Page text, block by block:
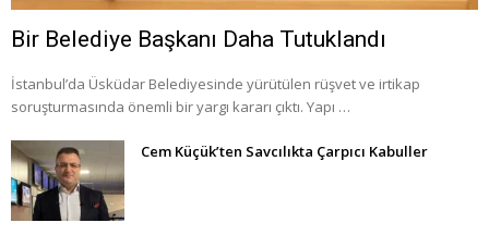
Bir Belediye Başkanı Daha Tutuklandı
İstanbul’da Üsküdar Belediyesinde yürütülen rüşvet ve irtikap
soruşturmasında önemli bir yargı kararı çıktı. Yapı …
Cem Küçük’ten Savcılıkta Çarpıcı Kabuller